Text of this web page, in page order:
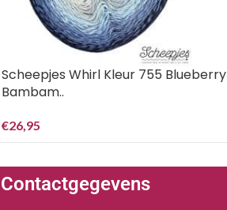
Scheepjes Whirl Kleur 755 Blueberry
Bambam..
€26,95
Contactgegevens